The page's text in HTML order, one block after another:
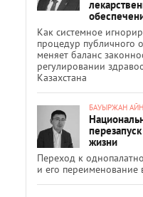
Как системное
процедур публичного
меняет баланс
регулировании
Казахстана
БАУЫРЖАН
жизни
Переход к
и его переименование